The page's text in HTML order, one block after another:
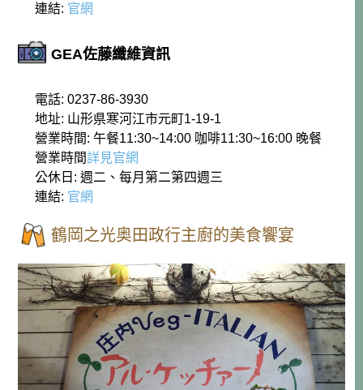
連結: 官網
GEA佐藤纖維資訊
電話: 0237-86-3930
地址: 山形県寒河江市元町1-19-1
營業時間: 午餐11:30~14:00 咖啡11:30~16:00 晚餐
營業時間詳見官網
公休日: 週二、每月第二第四週三
連結: 官網
鶴岡之光奥田政行主廚的美食饗宴